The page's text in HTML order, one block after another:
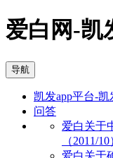
爱白网-凯
导航
凯发app平台-
问答
爱白关于
（2011/10
爱白关于